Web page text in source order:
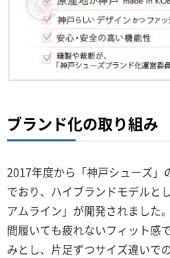
ブランド化の取り組み
2017年度から「神戸シューズ」
でおり、ハイブランドモデルと
アムライン」が開発されました
間履いても疲れないフィット感
みとし、片足ずつサイズ違いで